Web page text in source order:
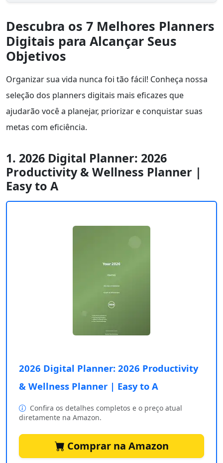
Descubra os 7 Melhores Planners
Digitais para Alcançar Seus
Objetivos
Organizar sua vida nunca foi tão fácil! Conheça nossa
seleção dos planners digitais mais eficazes que
ajudarão você a planejar, priorizar e conquistar suas
metas com eficiência.
1. 2026 Digital Planner: 2026
Productivity & Wellness Planner |
Easy to A
2026 Digital Planner: 2026 Productivity
& Wellness Planner | Easy to A
Confira os detalhes completos e o preço atual
diretamente na Amazon.
Comprar na Amazon